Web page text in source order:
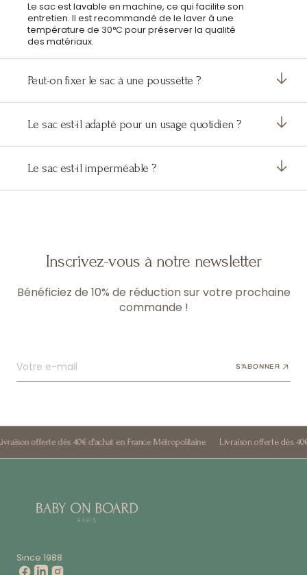
Le sac est lavable en machine, ce qui facilite son
entretien. Il est recommandé de le laver à une
température de 30°C pour préserver la qualité
des matériaux.
Peut-on fixer le sac à une poussette ?
Le sac est-il adapté pour un usage quotidien ?
Le sac est-il imperméable ?
Inscrivez-vous à notre newsletter
Bénéficiez de 10% de réduction sur votre prochaine
commande !
Votre e-mail S'ABONNER
offerte dès 40€ d'achat en France Métropolitaine Livraison offerte dès 40€
Since 1988